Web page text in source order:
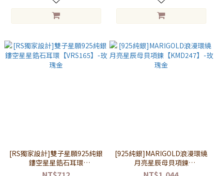
[RS獨家設計]雙子星願925純銀
鏤空星星鋯石耳環
【VRS165】-玫瑰金
[925純銀]MARIGOLD浪漫環繞
月亮星辰母貝項鍊
【KMD247】-玫瑰金